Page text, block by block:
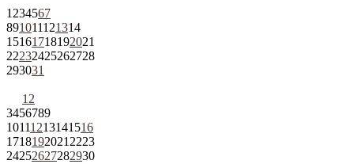
1 234567
891011121314
15161718192021
22232425262728
293031
1 2
3456789
10111213141516
1718192021 2223
24252627282930